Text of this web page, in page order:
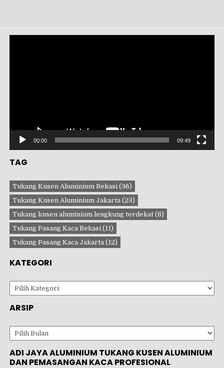
00:00 09:49
TAG
Tukang Kusen Aluminium Bekasi (36)
Tukang Kusen Aluminium Jakarta (23)
Tukang kusen aluminium lengkung terdekat (8)
Tukang Pasang Kaca Bekasi (11)
Tukang Pasang Kaca Jakarta (12)
KATEGORI
Kategori
ARSIP
Arsip
ADI JAYA ALUMINIUM TUKANG KUSEN ALUMINIUM
DAN PEMASANGAN KACA PROFESIONAL